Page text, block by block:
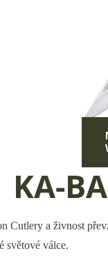
KA-
Cutlery a živnost
světové válce.